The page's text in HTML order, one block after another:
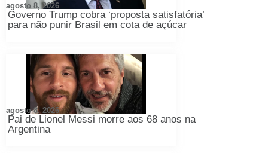
Governo Trump cobra ‘proposta satisfatória’
para não punir Brasil em cota de açúcar
agosto 8, 2026
Pai de Lionel Messi morre aos 68 anos na
Argentina
agosto 8, 2026